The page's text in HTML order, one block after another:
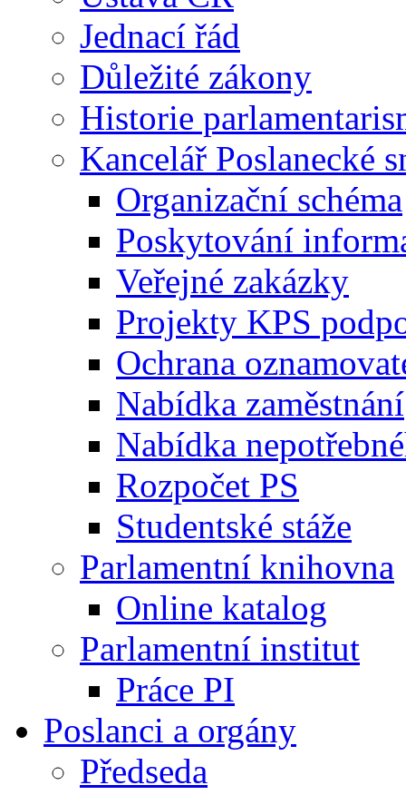
Jednací řád
Důležité zákony
Historie
Kancelář Poslanecké
Organizační schéma
Poskytování
Veřejné zakázky
Projekty KPS
Ochrana
Nabídka zaměstnání
Nabídka
Rozpočet PS
Studentské stáže
Parlamentní knihovna
Online katalog
Parlamentní institut
Práce PI
Poslanci a orgány
Předseda